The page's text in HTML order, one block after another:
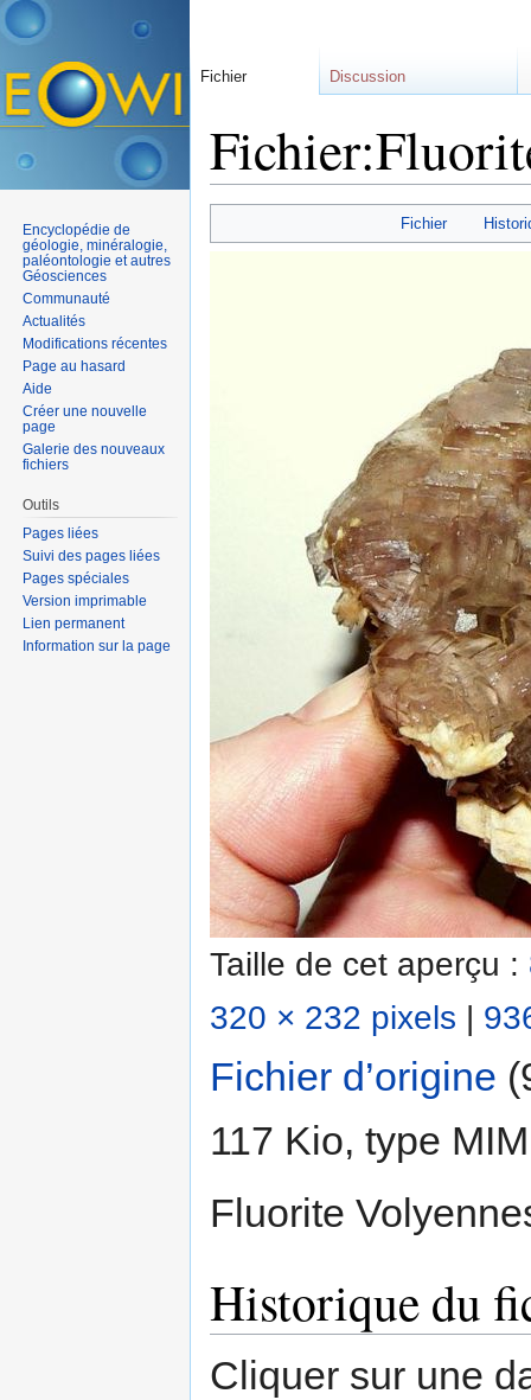
Fichier
Taille de cet aperçu :
320 × 232 pixels |
Fichier d’origine
117 Kio, type
Fluorite
Historique du
Cliquer sur une
Fichier Discussion
Encyclopédie de
géologie, minéralogie,
paléontologie et autres
Géosciences
Communauté
Actualités
Modifications récentes
Page au hasard
Aide
Créer une nouvelle
page
Galerie des nouveaux
fichiers
Outils
Pages liées
Suivi des pages liées
Pages spéciales
Version imprimable
Lien permanent
Information sur la page